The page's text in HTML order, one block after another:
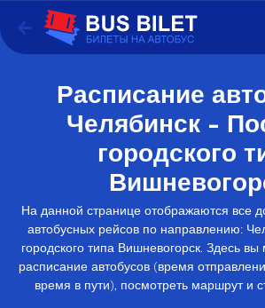
Расписание
Челябинск -
городского
На данной странице отображаются все
автобусных рейсов по направлению:
городского типа Вишневогорск. Здесь
расписание автобусов (время
время в пути), посмотреть маршрут и